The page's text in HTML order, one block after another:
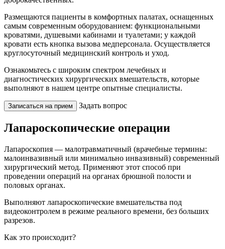
Размещаются пациенты в комфортных палатах, оснащенных
самым современным оборудованием: функциональными
кроватями, душевыми кабинами и туалетами; у каждой
кровати есть кнопка вызова медперсонала. Осуществляется
круглосуточный медицинский контроль и уход.
Ознакомьтесь с широким спектром лечебных и
диагностических хирургических вмешательств, которые
выполняют в нашем центре опытные специалисты.
Записаться на прием Задать вопрос
Лапароскопические операции
Лапароскопия — малотравматичный (врачебные термины:
малоинвазивный или минимально инвазивный) современный
хирургический метод. Применяют этот способ при
проведении операций на органах брюшной полости и
половых органах.
Выполняют лапароскопические вмешательства под
видеоконтролем в режиме реального времени, без больших
разрезов.
Как это происходит?